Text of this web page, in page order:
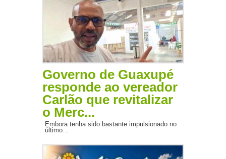
Governo de Guaxupé
responde ao vereador
Carlão que revitalizar
o Merc...
Embora tenha sido bastante impulsionado no
último...